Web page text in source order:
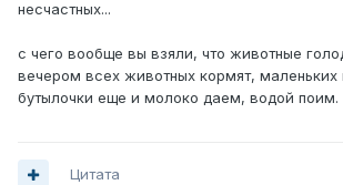
несчастных...
с чего вообще вы взяли, что животные
вечером всех животных кормят, маленьких
бутылочки еще и молоко даем, водой поим.
Цитата